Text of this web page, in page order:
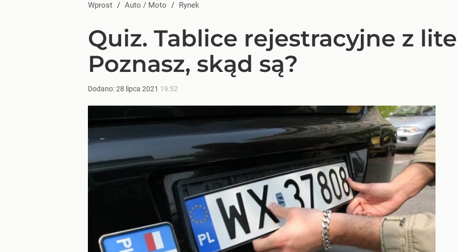
Wprost / Auto / Moto / Rynek
Quiz. Tablice rejestracyjne z
Poznasz, skąd są?
Dodano:28 lipca 2021 19:52